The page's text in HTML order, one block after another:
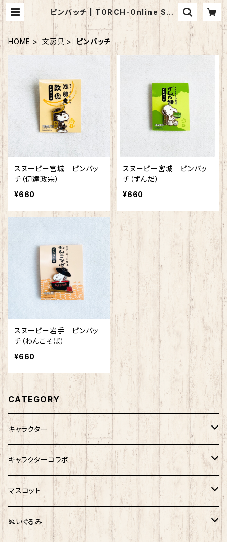
ピンバッチ | TORCH-Online Sho
p-
HOME 文房具 ピンバッチ
スヌーピー宮城 ピンバッ
チ（伊達政宗）
¥660
スヌーピー宮城 ピンバッ
チ（ずんだ）
¥660
スヌーピー岩手 ピンバッ
チ（わんこそば）
¥660
CATEGORY
キャラクター
サンリオキャラクター
キティ
シナモロール
ネコムネandシバ
モケケ
キャラクターコラボ
サンリオ×おえかきさん
新幹線×ご当地ベア
マスコット
ゆきお
ぬいぐるみ